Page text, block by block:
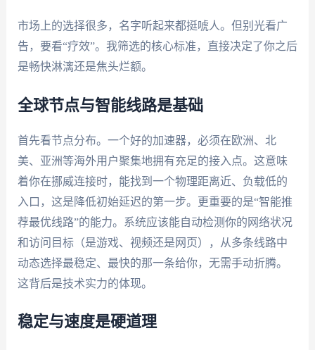
市场上的选择很多，名字听起来都挺唬人。但别光看广
告，要看“疗效”。我筛选的核心标准，直接决定了你之后
是畅快淋漓还是焦头烂额。
全球节点与智能线路是基础
首先看节点分布。一个好的加速器，必须在欧洲、北
美、亚洲等海外用户聚集地拥有充足的接入点。这意味
着你在挪威连接时，能找到一个物理距离近、负载低的
入口，这是降低初始延迟的第一步。更重要的是“智能推
荐最优线路”的能力。系统应该能自动检测你的网络状况
和访问目标（是游戏、视频还是网页），从多条线路中
动态选择最稳定、最快的那一条给你，无需手动折腾。
这背后是技术实力的体现。
稳定与速度是硬道理